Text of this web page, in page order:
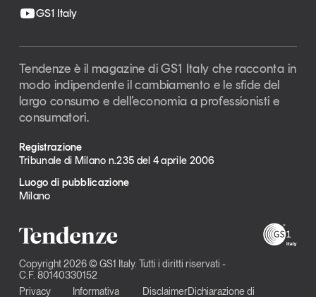
GS1 Italy
Tendenze è il magazine di GS1 Italy che racconta in
modo indipendente il cambiamento e le sfide del
largo consumo e dell’economia a professionisti e
consumatori.
Registrazione
Tribunale di Milano n.235 del 4 aprile 2006
Luogo di pubblicazione
Milano
Copyright 2026 © GS1 Italy. Tutti i diritti riservati -
C.F. 80140330152
Privacy
Informativa DisclaimerDichiarazione di